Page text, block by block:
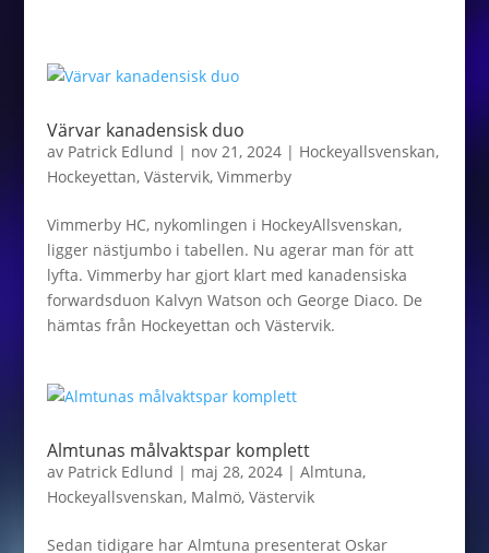
Värvar kanadensisk duo
av Patrick Edlund | nov 21, 2024| Hockeyallsvenskan,
Hockeyettan, Västervik, Vimmerby
Vimmerby HC, nykomlingen i HockeyAllsvenskan,
ligger nästjumbo i tabellen. Nu agerar man för att
lyfta. Vimmerby har gjort klart med kanadensiska
forwardsduon Kalvyn Watson och George Diaco. De
hämtas från Hockeyettan och Västervik.
Almtunas målvaktspar komplett
av Patrick Edlund | maj 28, 2024| Almtuna,
Hockeyallsvenskan, Malmö, Västervik
Sedan tidigare har Almtuna presenterat Oskar